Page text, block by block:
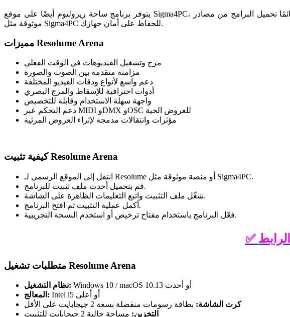
يتوفر برنامج ساحة ريزوليوم أيضًا على موقع Sigma4PC، وهو منصة موثوقة لتحميل البرامج. يوفر الموقع أحدث الإصدارات مع سهولة الوصول وطرق تنزيل آمنة. من المهم دائمًا تحميل البرامج من مصادر
موثوقة مثل Sigma4PC للحفاظ على أمان جهازك.
مميزات Resolume Arena
مزج وتشغيل الفيديوهات في الوقت الفعلي
مزامنة متقدمة بين الصوت والصورة
دعم واسع لأنواع ودقات الفيديو المختلفة
أدوات احترافية للإسقاط والمزج البصري
واجهة سهلة الاستخدام وقابلة للتخصيص
دعم التحكم عبر MIDI وDMX وOSC للعروض الحية
مؤثرات وانتقالات مدمجة لإثراء العروض المرئية
كيفية تثبيت Resolume Arena
انتقل إلى الموقع الرسمي لـ Resolume أو منصة موثوقة مثل Sigma4PC.
قم بتحميل أحدث ملف تثبيت للبرنامج.
شغّل ملف التثبيت واتبع التعليمات الظاهرة على الشاشة.
أكمل عملية التثبيت ثم افتح البرنامج.
فعّل البرنامج باستخدام مفتاح ترخيص أو استخدم النسخة التجريبية.
متطلبات تشغيل Resolume Arena
نظام التشغيل:
Windows 10 / macOS 10.13 أو أحدث
المعالج:
Intel i5 أو أعلى
كرت الشاشة: بطاقة رسومات منفصلة بسعة 2 جيجابايت على الأقل
التخزين: مساحة خالية 2 جيجابايت للتثبيت